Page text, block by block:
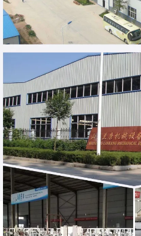
价格：商品在爱采购的展示标价，
活动等情况发生变化，也可能随着
发生变化，如用户与商家线下达成
准，如用户在爱采购上完成线上
准。
抢购价：商品参与营销活动的活
或所选规格不同而发生变化，最终